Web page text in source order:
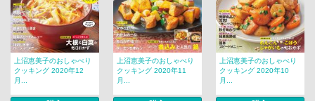
上沼恵美子のおしゃべり
クッキング 2020年12
月...
上沼恵美子のおしゃべり
クッキング 2020年11
月...
上沼恵美子のおしゃべり
クッキング 2020年10
月...